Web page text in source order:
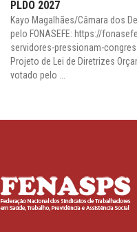
PLDO 2027
Kayo Magalhães/Câmara dos
pelo FONASEFE: https://
servidores-pressionam-
Projeto de Lei de Diretrizes
votado pelo ...